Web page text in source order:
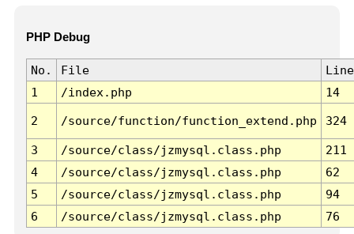
PHP Debug
No. File
Line
1
/index.php 14
2 /source/function/function_extend.php 324
3 /source/class/jzmysql.class.php
211
4
/source/class/jzmysql.class.php
62
5
/source/class/jzmysql.class.php
94
6
/source/class/jzmysql.class.php 76